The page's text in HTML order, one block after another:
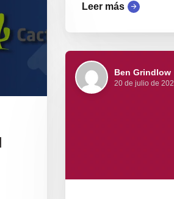
Leer más
Ben Grindlow
20 de julio de